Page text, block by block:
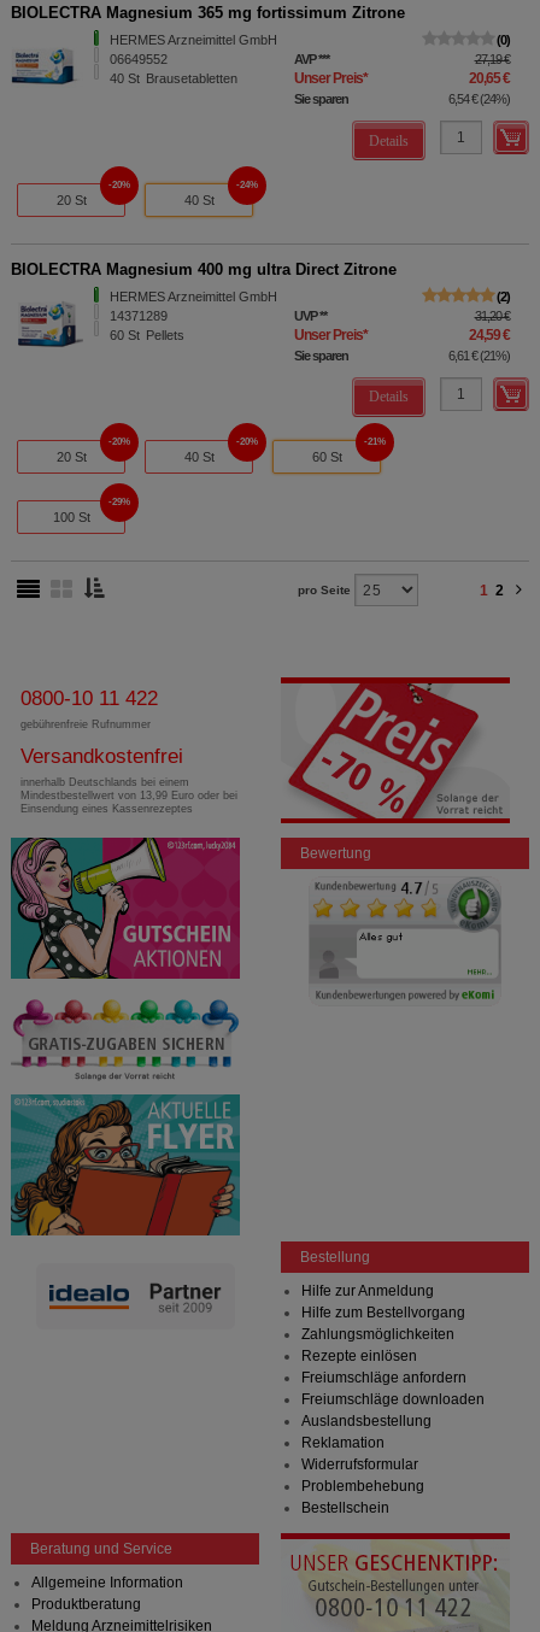
BIOLECTRA Magnesium 365 mg fortissimum Zitrone
HERMES Arzneimittel GmbH
06649552
40 St Brausetabletten
0
AVP*** 27,19 €
Unser Preis* 20,65 €
Sie sparen 6,54 €(24%)
Details
20 St
20%
40 St
24%
BIOLECTRA Magnesium 400 mg ultra Direct Zitrone
HERMES Arzneimittel GmbH
14371289
60 St Pellets
2
UVP** 31,20 €
Unser Preis* 24,59 €
Sie sparen 6,61 €(21%)
Details
20 St
20%
40 St
20%
60 St
21%
100 St
29%
pro Seite 1 2
0800-10 11 422
gebührenfreie Rufnummer
Versandkostenfrei
innerhalb Deutschlands bei einem
Mindestbestellwert von 13,99 Euro oder bei
Einsendung eines Kassenrezeptes
Bewertung
Bestellung
Hilfe zur Anmeldung
Hilfe zum Bestellvorgang
Zahlungsmöglichkeiten
Rezepte einlösen
Freiumschläge anfordern
Freiumschläge downloaden
Auslandsbestellung
Reklamation
Widerrufsformular
Problembehebung
Bestellschein
Beratung und Service
Allgemeine Information
Produktberatung
Meldung Arzneimittelrisiken